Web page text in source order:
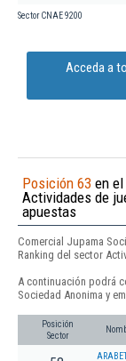
Sector CNAE 9200
Acceda a
Posición 63 en
Actividades de
apuestas
Comercial Jupama
Ranking del sector
A continuación podrá
Sociedad Anonima y
Posición
Sector